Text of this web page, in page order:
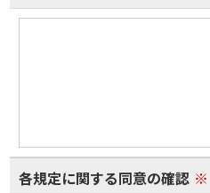
各規定に関する同意の確認 ※